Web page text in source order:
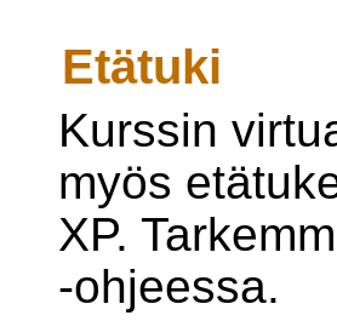
Etätuki
Kurssin
myös
XP.
-ohjeessa.